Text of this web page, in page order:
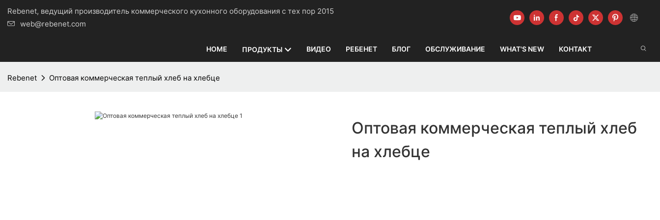
Rebenet, ведущий производитель коммерческого кухонного оборудования с тех пор 2015
web@rebenet.com
HOME ПРОДУКТЫ ВИДЕО РЕБЕНЕТ БЛОГ ОБСЛУЖИВАНИЕ WHAT'S NEW КОНТАКТ
Rebenet Оптовая коммерческая теплый хлеб на хлебце
Оптовая коммерческая теплый хлеб
на хлебце